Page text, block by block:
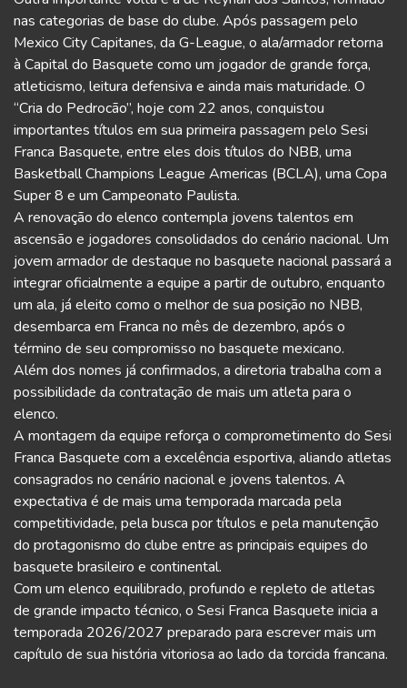
nas categorias de base do clube. Após passagem pelo
Mexico City Capitanes, da G-League, o ala/armador retorna
à Capital do Basquete como um jogador de grande força,
atleticismo, leitura defensiva e ainda mais maturidade. O
“Cria do Pedrocão”, hoje com 22 anos, conquistou
importantes títulos em sua primeira passagem pelo Sesi
Franca Basquete, entre eles dois títulos do NBB, uma
Basketball Champions League Americas (BCLA), uma Copa
Super 8 e um Campeonato Paulista.
A renovação do elenco contempla jovens talentos em
ascensão e jogadores consolidados do cenário nacional. Um
jovem armador de destaque no basquete nacional passará a
integrar oficialmente a equipe a partir de outubro, enquanto
um ala, já eleito como o melhor de sua posição no NBB,
desembarca em Franca no mês de dezembro, após o
término de seu compromisso no basquete mexicano.
Além dos nomes já confirmados, a diretoria trabalha com a
possibilidade da contratação de mais um atleta para o
elenco.
A montagem da equipe reforça o comprometimento do Sesi
Franca Basquete com a excelência esportiva, aliando atletas
consagrados no cenário nacional e jovens talentos. A
expectativa é de mais uma temporada marcada pela
competitividade, pela busca por títulos e pela manutenção
do protagonismo do clube entre as principais equipes do
basquete brasileiro e continental.
Com um elenco equilibrado, profundo e repleto de atletas
de grande impacto técnico, o Sesi Franca Basquete inicia a
temporada 2026/2027 preparado para escrever mais um
capítulo de sua história vitoriosa ao lado da torcida francana.